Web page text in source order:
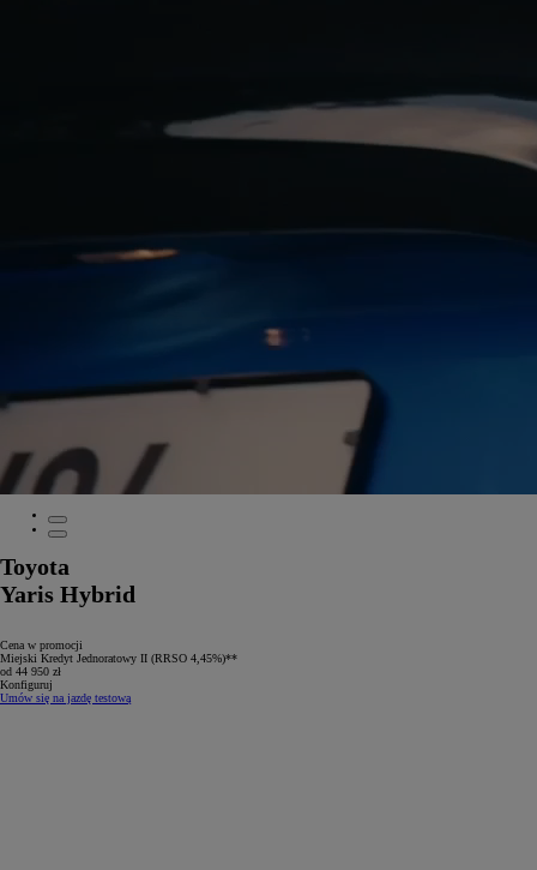
Toyota
Yaris Hybrid
Cena w promocji
Miejski Kredyt Jednoratowy II (RRSO 4,45%)**
od 44 950 zł
Konfiguruj
Umów się na jazdę testową